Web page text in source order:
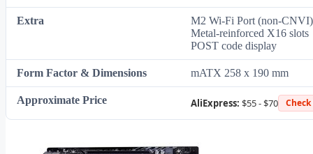
Extra
M2 Wi-Fi Port (non-CNVI)
Metal‑reinforced X16 slots
POST code display
Form Factor & Dimensions mATX 258 x 190 mm
Approximate Price AliExpress: $55 - $70